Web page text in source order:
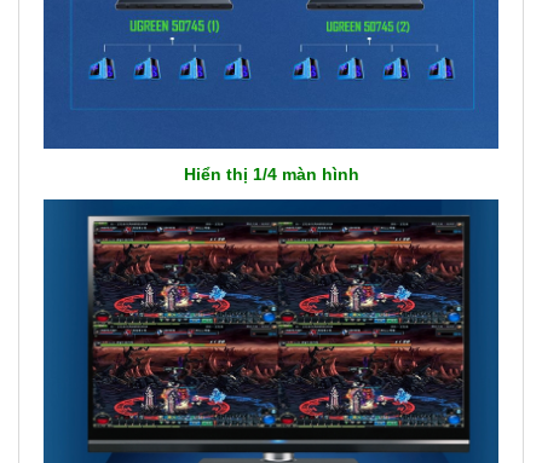
Hiển thị 1/4 màn hình